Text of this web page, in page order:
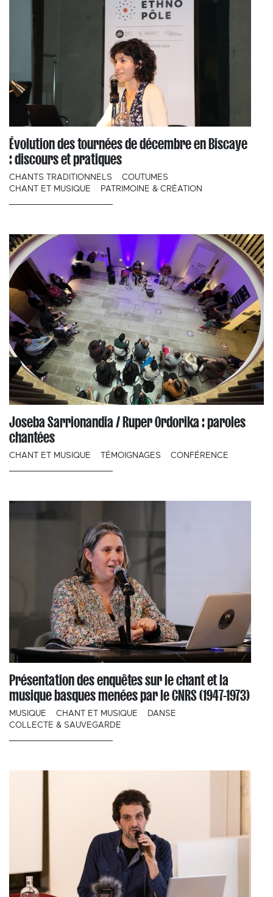
Évolution des tournées de décembre en Biscaye
: discours et pratiques
CHANTS TRADITIONNELS
COUTUMES
CHANT ET MUSIQUE
PATRIMOINE & CRÉATION
Joseba Sarrionandia / Ruper Ordorika : paroles
chantées
CHANT ET MUSIQUE TÉMOIGNAGES CONFÉRENCE
Présentation des enquêtes sur le chant et la
musique basques menées par le CNRS (1947-1973)
MUSIQUE CHANT ET MUSIQUE
DANSE
COLLECTE & SAUVEGARDE